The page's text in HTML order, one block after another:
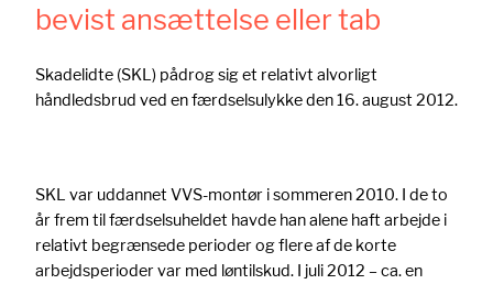
bevist ansættelse eller tab
Skadelidte (SKL) pådrog sig et relativt alvorligt
håndledsbrud ved en færdselsulykke den 16. august 2012.
SKL var uddannet VVS-montør i sommeren 2010. I de to
år frem til færdselsuheldet havde han alene haft arbejde i
relativt begrænsede perioder og flere af de korte
arbejdsperioder var med løntilskud. I juli 2012 – ca. en